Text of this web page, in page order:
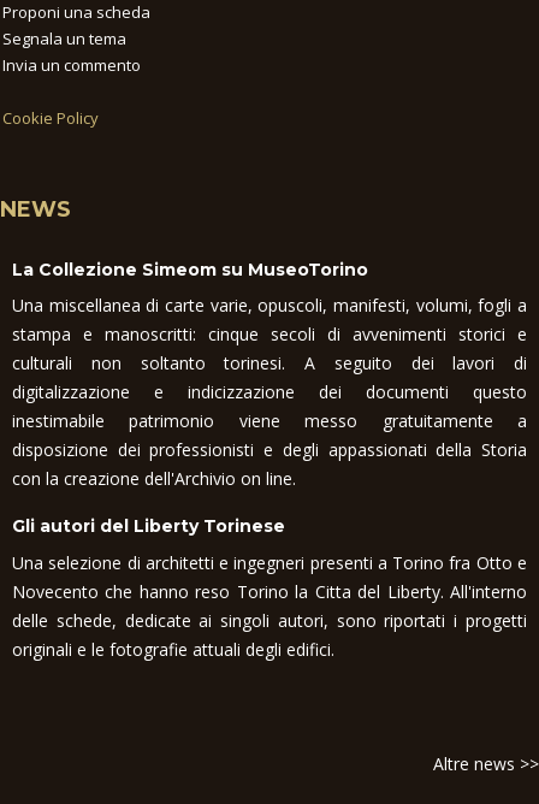
Proponi una scheda
Segnala un tema
Invia un commento
Cookie Policy
NEWS
La Collezione Simeom su MuseoTorino
Una miscellanea di carte varie, opuscoli, manifesti, volumi, fogli a
stampa e manoscritti: cinque secoli di avvenimenti storici e
culturali non soltanto torinesi. A seguito dei lavori di
digitalizzazione e indicizzazione dei documenti questo
inestimabile patrimonio viene messo gratuitamente a
disposizione dei professionisti e degli appassionati della Storia
con la creazione dell'Archivio on line.
Gli autori del Liberty Torinese
Una selezione di architetti e ingegneri presenti a Torino fra Otto e
Novecento che hanno reso Torino la Citta del Liberty. All'interno
delle schede, dedicate ai singoli autori, sono riportati i progetti
originali e le fotografie attuali degli edifici.
Altre news >>